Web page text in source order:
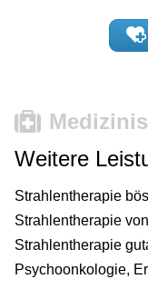
Weitere
Strahlentherapie
Strahlentherapie
Strahlentherapie
Psychoonkologie,